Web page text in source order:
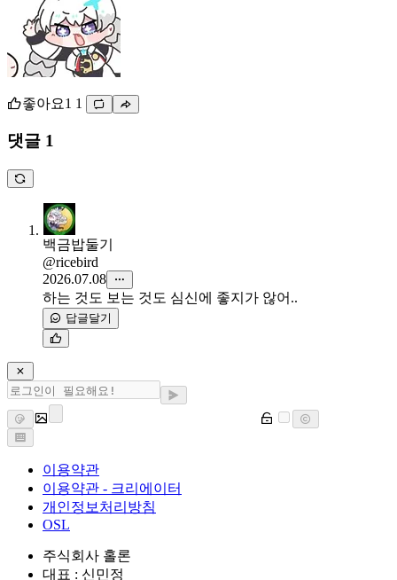
좋아요1 1
댓글 1
백금밥둘기
@ricebird
2026.07.08
하는 것도 보는 것도 심신에 좋지가 않어..
답글달기
이용약관
이용약관 - 크리에이터
개인정보처리방침
OSL
주식회사 홀론
대표 : 신민정